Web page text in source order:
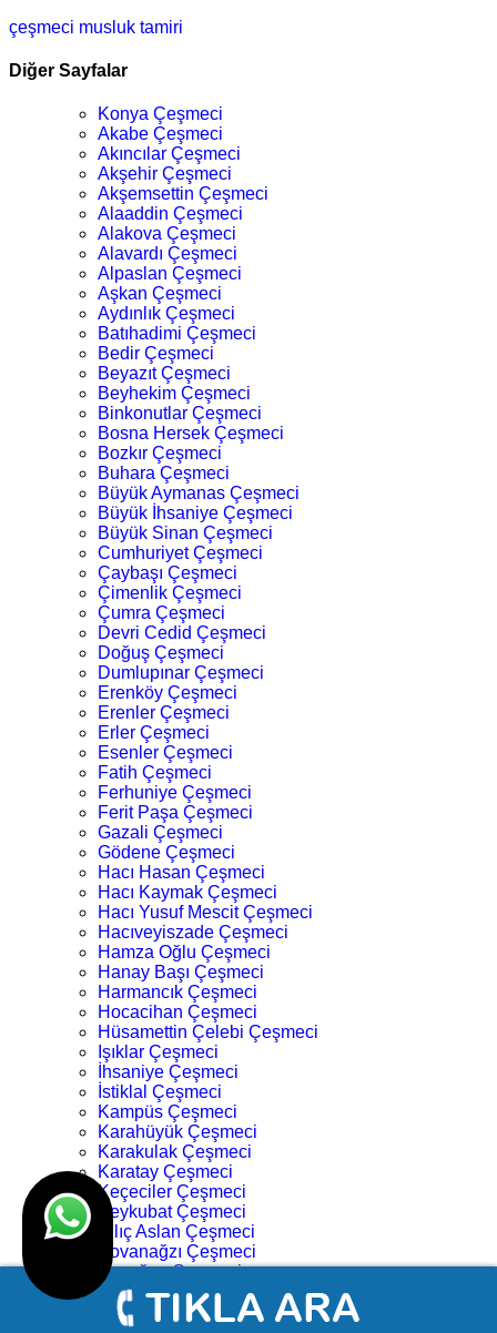
çeşmeci musluk tamiri
Diğer Sayfalar
Konya Çeşmeci
Akabe Çeşmeci
Akıncılar Çeşmeci
Akşehir Çeşmeci
Akşemsettin Çeşmeci
Alaaddin Çeşmeci
Alakova Çeşmeci
Alavardı Çeşmeci
Alpaslan Çeşmeci
Aşkan Çeşmeci
Aydınlık Çeşmeci
Batıhadimi Çeşmeci
Bedir Çeşmeci
Beyazıt Çeşmeci
Beyhekim Çeşmeci
Binkonutlar Çeşmeci
Bosna Hersek Çeşmeci
Bozkır Çeşmeci
Buhara Çeşmeci
Büyük Aymanas Çeşmeci
Büyük İhsaniye Çeşmeci
Büyük Sinan Çeşmeci
Cumhuriyet Çeşmeci
Çaybaşı Çeşmeci
Çimenlik Çeşmeci
Çumra Çeşmeci
Devri Cedid Çeşmeci
Doğuş Çeşmeci
Dumlupınar Çeşmeci
Erenköy Çeşmeci
Erenler Çeşmeci
Erler Çeşmeci
Esenler Çeşmeci
Fatih Çeşmeci
Ferhuniye Çeşmeci
Ferit Paşa Çeşmeci
Gazali Çeşmeci
Gödene Çeşmeci
Hacı Hasan Çeşmeci
Hacı Kaymak Çeşmeci
Hacı Yusuf Mescit Çeşmeci
Hacıveyiszade Çeşmeci
Hamza Oğlu Çeşmeci
Hanay Başı Çeşmeci
Harmancık Çeşmeci
Hocacihan Çeşmeci
Hüsamettin Çelebi Çeşmeci
Işıklar Çeşmeci
İhsaniye Çeşmeci
İstiklal Çeşmeci
Kampüs Çeşmeci
Karahüyük Çeşmeci
Karakulak Çeşmeci
Karatay Çeşmeci
Keçeciler Çeşmeci
Keykubat Çeşmeci
Kılıç Aslan Çeşmeci
Kovanağzı Çeşmeci
Kozağaç Çeşmeci
Köprü Başı Çeşmeci
Köyceğiz Çeşmeci